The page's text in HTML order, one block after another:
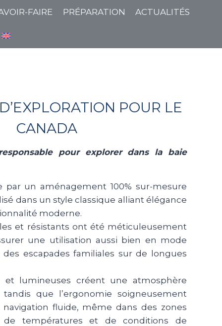
FAIRE PRÉPARATION ACTUALITÉS
POUR LE
CANADA
pour explorer dans la baie
par un aménagement 100% sur-mesure
dans un style classique alliant élégance
moderne.
et résistants ont été méticuleusement
une utilisation aussi bien en mode
escapades familiales sur de longues
et lumineuses créent une atmosphère
que l’ergonomie soigneusement
fluide, même dans des zones
températures et de conditions de